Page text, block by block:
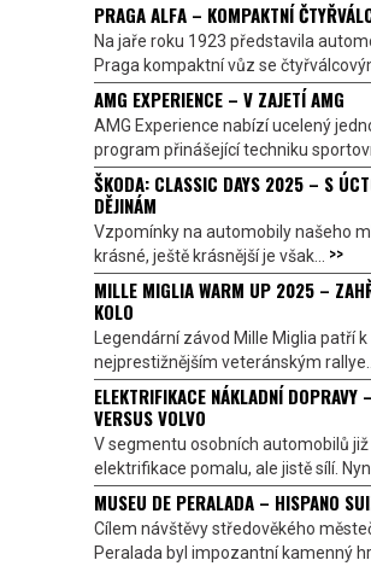
PRAGA ALFA – KOMPAKTNÍ
Na jaře roku 1923 představila
Praga kompaktní vůz se
AMG EXPERIENCE – V ZAJETÍ AMG
AMG Experience nabízí ucelený
program přinášející techniku
ŠKODA: CLASSIC DAYS 2025 – S
DĚJINÁM
Vzpomínky na automobily našeho
krásné, ještě krásnější je však... >>
MILLE MIGLIA WARM UP 2025 –
KOLO
Legendární závod Mille Miglia patří k
nejprestižnějším veteránským rallye...
ELEKTRIFIKACE NÁKLADNÍ DOPRAVY
VERSUS VOLVO
V segmentu osobních automobilů již
elektrifikace pomalu, ale jistě sílí.
MUSEU DE PERALADA – HISPANO
Cílem návštěvy středověkého
Peralada byl impozantní kamenný